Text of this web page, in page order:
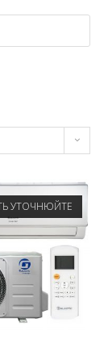
УТОЧНЮЙТЕ